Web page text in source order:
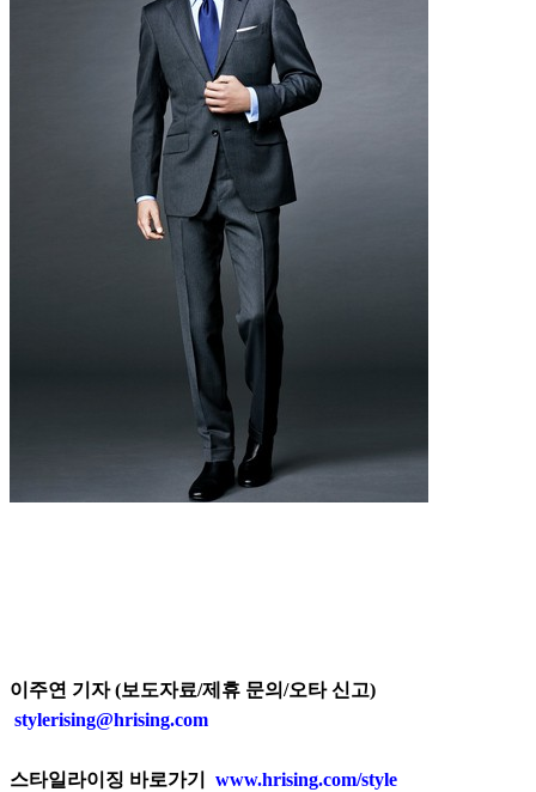
이주연 기자 (보도자료/제휴 문의/오타 신고)
stylerising@hrising.com
스타일라이징 바로가기 www.hrising.com/style